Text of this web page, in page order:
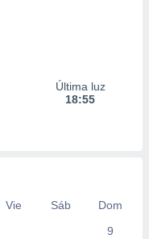
Última luz
18:55
Vie Sáb
Dom
9